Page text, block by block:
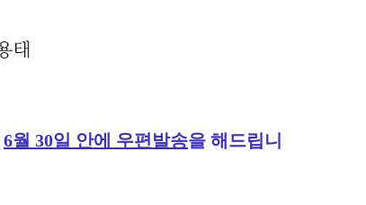
6월 30일 안에 우편발송을 해드립니